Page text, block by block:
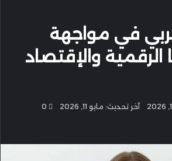
في مواجهة
الرقمية والإقتصاد
آخر تحديث: مايو 11, 2026 0